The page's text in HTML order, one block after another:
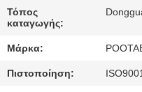
ΠΟΙΟΤΙΚΌΣ
ΈΛΕΓΧΟΣ
Τόπος
καταγωγής:
Μάρκα:
Πιστοποίηση: